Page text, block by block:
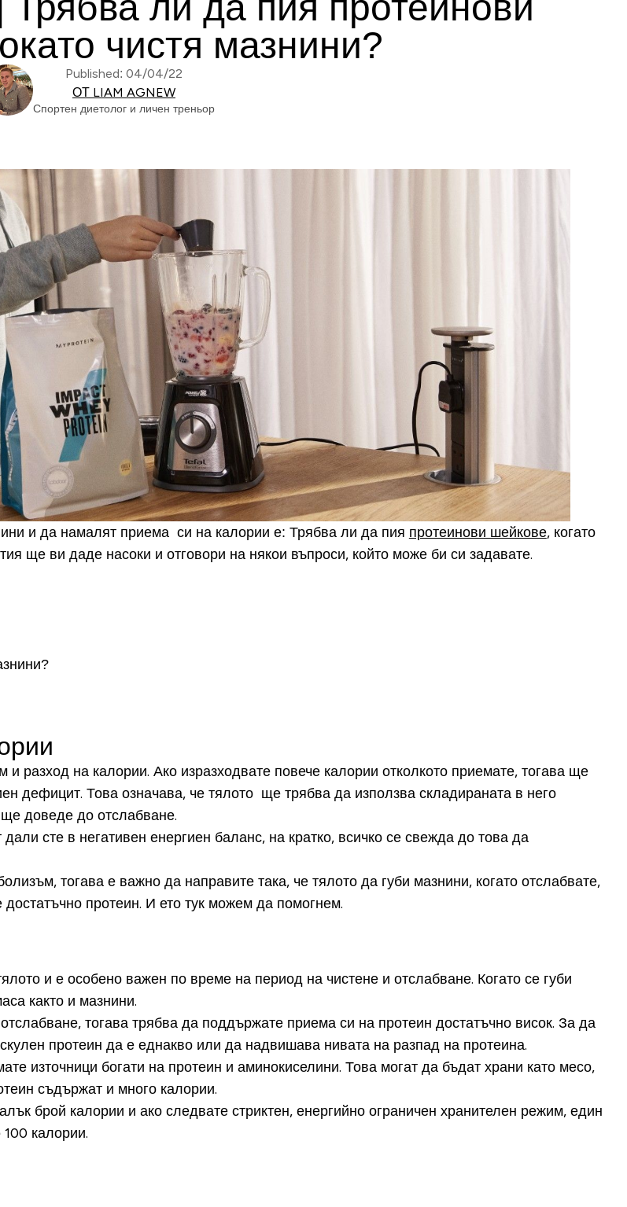
чистя мазнини?
Published: 04/04/22
ОТ LIAM AGNEW
Спортен диетолог и личен треньор
и да намалят приема си на калории е: Трябва ли да пия протеинови шейкове, когато
ще ви даде насоки и отговори на някои въпроси, който може би си задавате.
разход на калории. Ако изразходвате повече калории отколкото приемате, тогава ще
дефицит. Това означава, че тялото ще трябва да използва складираната в него
доведе до отслабване.
сте в негативен енергиен баланс, на кратко, всичко се свежда до това да
тогава е важно да направите така, че тялото да губи мазнини, когато отслабвате,
протеин. И ето тук можем да помогнем.
и е особено важен по време на период на чистене и отслабване. Когато се губи
както и мазнини.
тогава трябва да поддържате приема си на протеин достатъчно висок. За да
протеин да е еднакво или да надвишава нивата на разпад на протеина.
източници богати на протеин и аминокиселини. Това могат да бъдат храни като месо,
съдържат и много калории.
брой калории и ако следвате стриктен, енергийно ограничен хранителен режим, един
калории.